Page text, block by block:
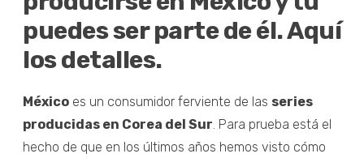
puedes ser parte de él. Aquí
los detalles.
México es un consumidor ferviente de las series
producidas en Corea del Sur . Para prueba está el
hecho de que en los últimos años hemos visto cómo